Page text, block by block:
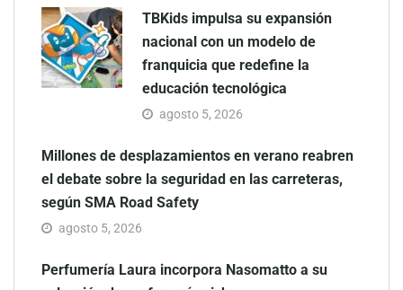
TBKids impulsa su expansión
nacional con un modelo de
franquicia que redefine la
educación tecnológica
agosto 5, 2026
Millones de desplazamientos en verano reabren
el debate sobre la seguridad en las carreteras,
según SMA Road Safety
agosto 5, 2026
Perfumería Laura incorpora Nasomatto a su